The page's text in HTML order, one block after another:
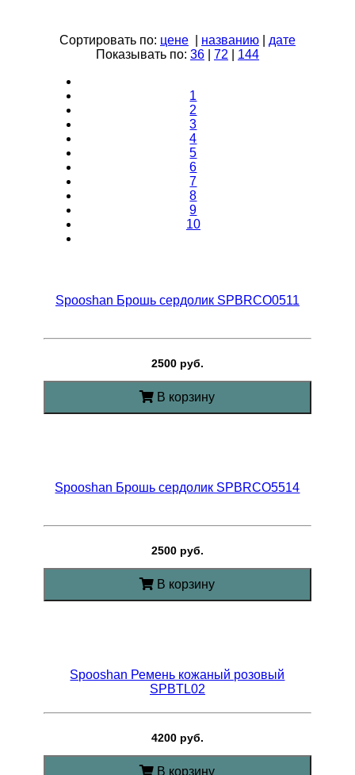
Сортировать по: цене названию| дате
Показывать по: 36| 72 144
1
2
3
4
5
6
7
8
9
10
Spooshan Брошь сердолик SPBRCO0511
2500 руб.
В корзину
Spooshan Брошь сердолик SPBRCO5514
2500 руб.
В корзину
Spooshan Ремень кожаный розовый
SPBTL02
4200 руб.
В корзину